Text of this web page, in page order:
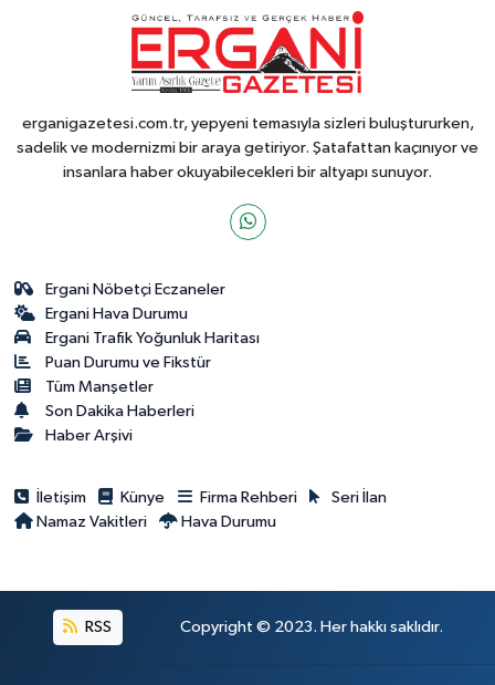
erganigazetesi.com.tr, yepyeni temasıyla sizleri buluştururken,
sadelik ve modernizmi bir araya getiriyor. Şatafattan kaçınıyor ve
insanlara haber okuyabilecekleri bir altyapı sunuyor.
Ergani Nöbetçi Eczaneler
Ergani Hava Durumu
Ergani Trafik Yoğunluk Haritası
Puan Durumu ve Fikstür
Tüm Manşetler
Son Dakika Haberleri
Haber Arşivi
İletişim Künye Firma Rehberi
Seri İlan
Namaz Vakitleri
Hava Durumu
RSS Copyright © 2023. Her hakkı saklıdır.